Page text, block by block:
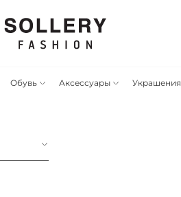
Обувь Аксессуары Украшения